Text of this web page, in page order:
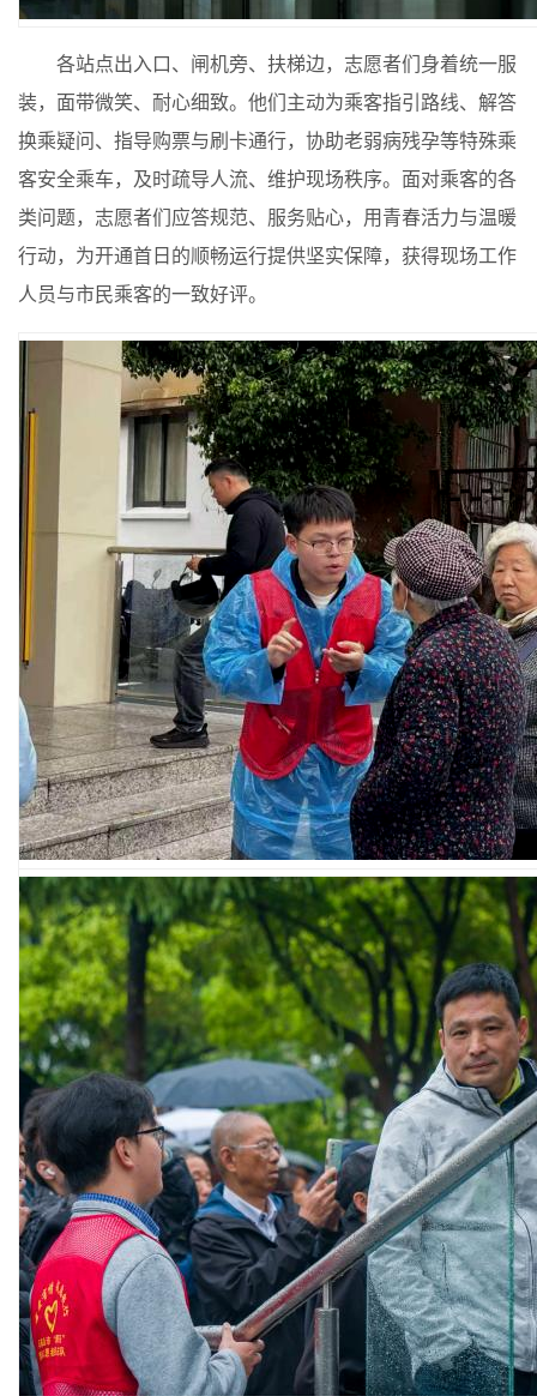
各站点出入口、闸机旁、扶梯边，志愿者们身着统一服
装，面带微笑、耐心细致。他们主动为乘客指引路线、解答
换乘疑问、指导购票与刷卡通行，协助老弱病残孕等特殊乘
客安全乘车，及时疏导人流、维护现场秩序。面对乘客的各
类问题，志愿者们应答规范、服务贴心，用青春活力与温暖
行动，为开通首日的顺畅运行提供坚实保障，获得现场工作
人员与市民乘客的一致好评。